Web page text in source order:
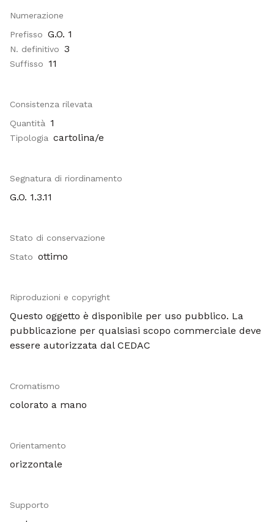
Numerazione
Prefisso G.O. 1
N. definitivo 3
Suffisso 11
Consistenza rilevata
Quantità
1
Tipologia cartolina/e
Segnatura di riordinamento
G.O. 1.3.11
Stato di conservazione
Stato ottimo
Riproduzioni e copyright
Questo oggetto è disponibile per uso pubblico. La
pubblicazione per qualsiasi scopo commerciale deve
essere autorizzata dal CEDAC
Cromatismo
colorato a mano
Orientamento
orizzontale
Supporto